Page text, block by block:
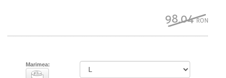
98.04RON
Marimea: